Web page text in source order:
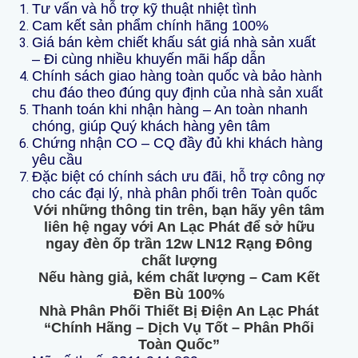
Tư vấn và hỗ trợ kỹ thuật nhiệt tình
Cam kết sản phẩm chính hãng 100%
Giá bán kèm chiết khấu sát giá nhà sản xuất
– Đi cùng nhiều khuyến mãi hấp dẫn
Chính sách giao hàng toàn quốc và bảo hành
chu đáo theo đúng quy định của nhà sản xuất
Thanh toán khi nhận hàng – An toàn nhanh
chóng, giúp Quý khách hàng yên tâm
Chứng nhận CO – CQ đầy đủ khi khách hàng
yêu cầu
Đặc biệt có chính sách ưu đãi, hỗ trợ công nợ
cho các đại lý, nhà phân phối trên Toàn quốc
Với những thông tin trên, bạn hãy yên tâm
liên hệ ngay với An Lạc Phát để sở hữu
ngay đèn ốp trần 12w LN12 Rạng Đông
chất lượng
Nếu hàng giả, kém chất lượng – Cam Kết
Đền Bù 100%
Nhà Phân Phối Thiết Bị Điện An Lạc Phát
“Chính Hãng – Dịch Vụ Tốt – Phân Phối
Toàn Quốc”